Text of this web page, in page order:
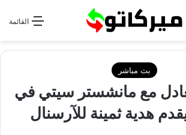
القائمة
بث مباشر
مع مانشستر سيتي في
هدية ثمينة للآرسنال